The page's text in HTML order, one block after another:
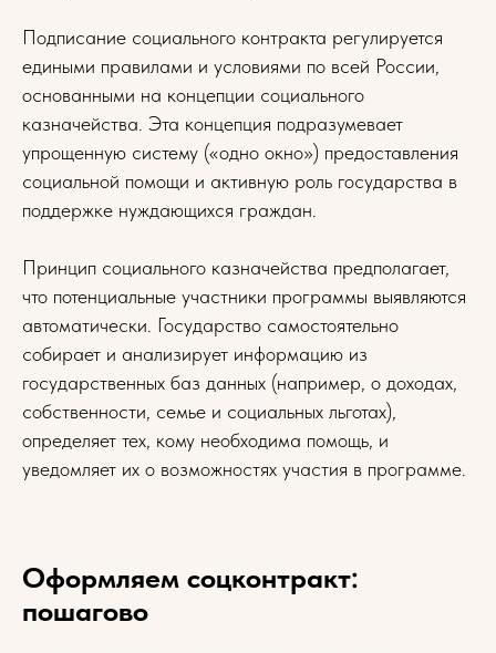
Подписание социального контракта регулируется
едиными правилами и условиями по всей России,
основанными на концепции социального
казначейства. Эта концепция подразумевает
упрощенную систему («одно окно») предоставления
социальной помощи и активную роль государства в
поддержке нуждающихся граждан.
Принцип социального казначейства предполагает,
что потенциальные участники программы выявляются
автоматически. Государство самостоятельно
собирает и анализирует информацию из
государственных баз данных (например, о доходах,
собственности, семье и социальных льготах),
определяет тех, кому необходима помощь, и
уведомляет их о возможностях участия в программе.
Оформляем соцконтракт:
пошагово